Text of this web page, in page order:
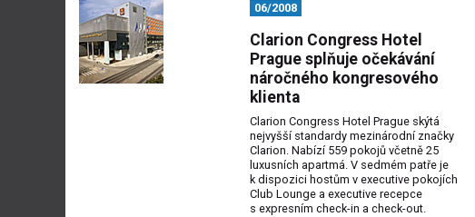
06/2008
Clarion Congress Hotel
Prague splňuje očekávání
náročného kongresového
klienta
Clarion Congress Hotel Prague skýtá
nejvyšší standardy mezinárodní značky
Clarion. Nabízí 559 pokojů včetně 25
luxusních apartmá. V sedmém patře je
k dispozici hostům v executive pokojích
Club Lounge a executive recepce
s expresním check-in a check-out.